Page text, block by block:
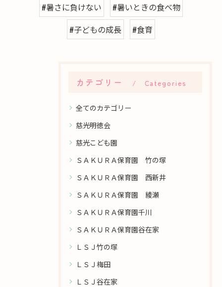
#暑さに負けない
#暑いときの食べ物
#子どもの成長
#食育
カテゴリー Categories
全てのカテゴリー
慈光明徳会
慈光こども園
ＳＡＫＵＲＡ保育園 竹の塚
ＳＡＫＵＲＡ保育園 西新井
ＳＡＫＵＲＡ保育園 綾瀬
ＳＡＫＵＲＡ保育園千川
ＳＡＫＵＲＡ保育園谷在家
ＬＳＪ竹の塚
ＬＳＪ梅田
ＬＳＪ谷在家